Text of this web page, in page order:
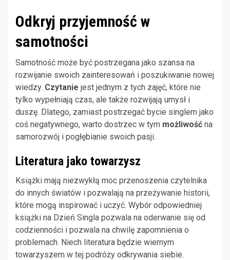
Odkryj przyjemność w
samotności
Samotność może być postrzegana jako szansa na
rozwijanie swoich zainteresowań i poszukiwanie nowej
wiedzy. Czytanie jest jednym z tych zajęć, które nie
tylko wypełniają czas, ale także rozwijają umysł i
duszę. Dlatego, zamiast postrzegać bycie singlem jako
coś negatywnego, warto dostrzec w tym możliwość na
samorozwój i pogłębianie swoich pasji.
Literatura jako towarzysz
Książki mają niezwykłą moc przenoszenia czytelnika
do innych światów i pozwalają na przeżywanie historii,
które mogą inspirować i uczyć. Wybór odpowiedniej
książki na Dzień Singla pozwala na oderwanie się od
codzienności i pozwala na chwilę zapomnienia o
problemach. Niech literatura będzie wiernym
towarzyszem w tej podróży odkrywania siebie.